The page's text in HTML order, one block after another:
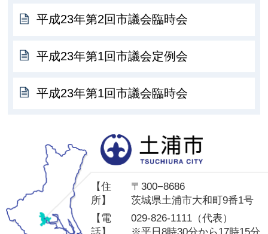
平成23年第2回市議会臨時会
平成23年第1回市議会定例会
平成23年第1回市議会臨時会
【住
所】
〒300−8686
茨城県土浦市大和町9番1号
【電
029-826-1111（代表）